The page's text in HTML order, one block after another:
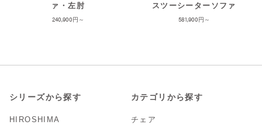
ァ・左肘
240,900
スツーシーターソファ
581,900
シリーズから探す
HIROSHIMA
カテゴリから探す
チェア